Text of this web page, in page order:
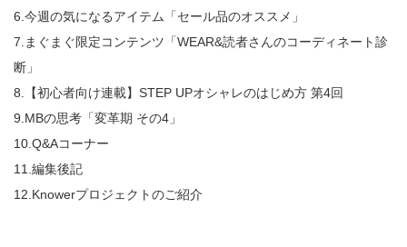
6.今週の気になるアイテム「セール品のオススメ」
7.まぐまぐ限定コンテンツ「WEAR&読者さんのコーディネート診
断」
8.【初心者向け連載】STEP UPオシャレのはじめ方 第4回
9.MBの思考「変革期 その4」
10.Q&Aコーナー
11.編集後記
12.Knowerプロジェクトのご紹介